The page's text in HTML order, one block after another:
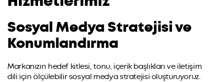
Sosyal Medya Stratejisi ve
Konumlandırma
Markanızın hedef kitlesi, tonu, içerik başlıkları ve iletişim
dili için ölçülebilir sosyal medya stratejisi oluşturuyoruz.